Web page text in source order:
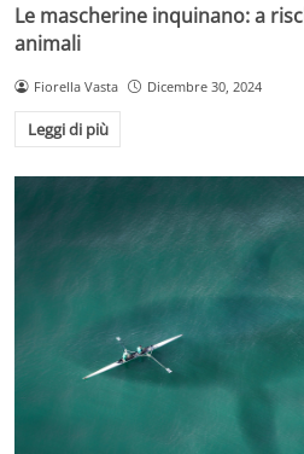
Le mascherine inquinano: a
animali
Fiorella Vasta Dicembre 30, 2024
Leggi di più